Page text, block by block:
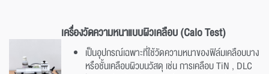
เครื่องวัดความหนาแบบผิวเคลือบ (Calo Test)
เป็นอุปกรณ์เฉพาะที่ใช้วัดความหนาของฟิล์มเคลือบบาง
หรือชั้นเคลือบผิวบนวัสดุ เช่น การเคลือบ TiN , DLC